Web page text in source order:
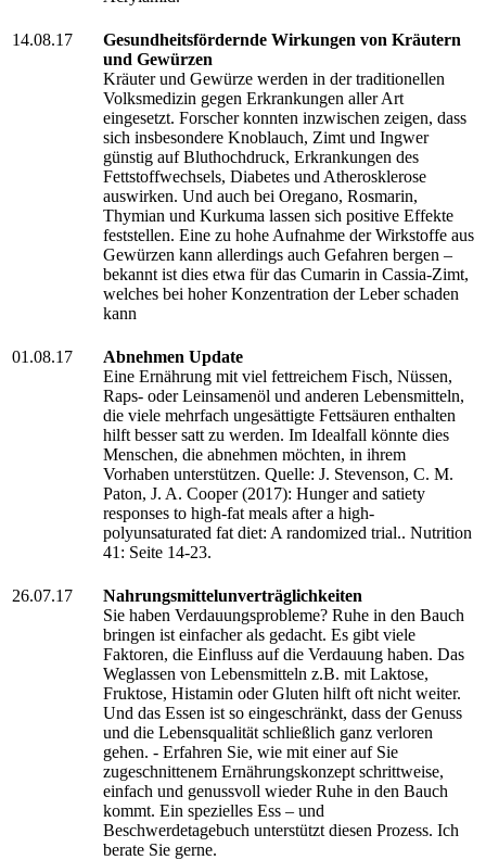
14.08.17
Gesundheitsfördernde Wirkungen von Kräutern
und Gewürzen
Kräuter und Gewürze werden in der traditionellen
Volksmedizin gegen Erkrankungen aller Art
eingesetzt. Forscher konnten inzwischen zeigen, dass
sich insbesondere Knoblauch, Zimt und Ingwer
günstig auf Bluthochdruck, Erkrankungen des
Fettstoffwechsels, Diabetes und Atherosklerose
auswirken. Und auch bei Oregano, Rosmarin,
Thymian und Kurkuma lassen sich positive Effekte
feststellen. Eine zu hohe Aufnahme der Wirkstoffe aus
Gewürzen kann allerdings auch Gefahren bergen –
bekannt ist dies etwa für das Cumarin in Cassia-Zimt,
welches bei hoher Konzentration der Leber schaden
kann
01.08.17
Abnehmen Update
Eine Ernährung mit viel fettreichem Fisch, Nüssen,
Raps- oder Leinsamenöl und anderen Lebensmitteln,
die viele mehrfach ungesättigte Fettsäuren enthalten
hilft besser satt zu werden. Im Idealfall könnte dies
Menschen, die abnehmen möchten, in ihrem
Vorhaben unterstützen. Quelle: J. Stevenson, C. M.
Paton, J. A. Cooper (2017): Hunger and satiety
responses to high-fat meals after a high-
polyunsaturated fat diet: A randomized trial.. Nutrition
41: Seite 14-23.
26.07.17
Nahrungsmittelunverträglichkeiten
Sie haben Verdauungsprobleme? Ruhe in den Bauch
bringen ist einfacher als gedacht. Es gibt viele
Faktoren, die Einfluss auf die Verdauung haben. Das
Weglassen von Lebensmitteln z.B. mit Laktose,
Fruktose, Histamin oder Gluten hilft oft nicht weiter.
Und das Essen ist so eingeschränkt, dass der Genuss
und die Lebensqualität schließlich ganz verloren
gehen. - Erfahren Sie, wie mit einer auf Sie
zugeschnittenem Ernährungskonzept schrittweise,
einfach und genussvoll wieder Ruhe in den Bauch
kommt. Ein spezielles Ess – und
Beschwerdetagebuch unterstützt diesen Prozess. Ich
berate Sie gerne.